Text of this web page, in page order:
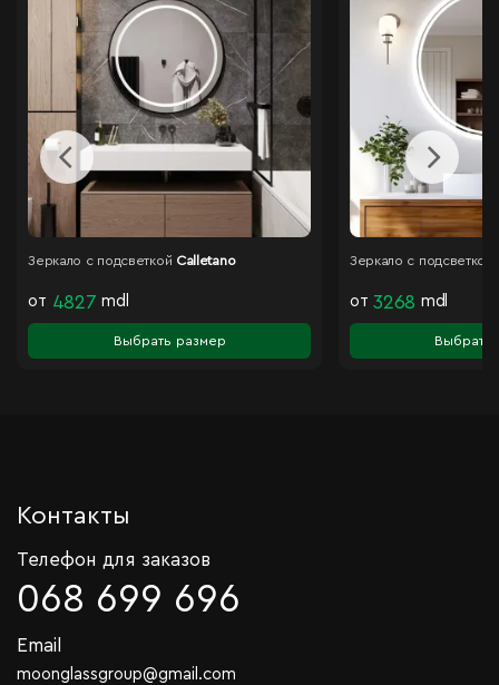
Зеркало с подсветкой Calletano
от 4827 mdl
Выбрать размер
Зеркало с подсветкой
от 3268 mdl
Выбрать
Контакты
Телефон для заказов
068 699 696
Email
moonglassgroup@gmail.com